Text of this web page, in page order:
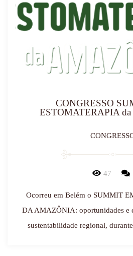
CONGRESSO
ESTOMATERAPIA
47
Ocorreu em Belém o SUMMIT
DA AMAZÔNIA: oportunidades e
sustentabilidade regional,